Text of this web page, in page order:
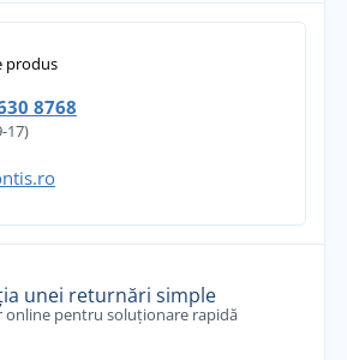
produs
8768
17)
unei returnări simple
online pentru soluționare rapidă